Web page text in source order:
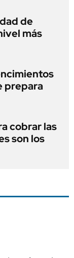
de
más
prepara
cobrar las
son los